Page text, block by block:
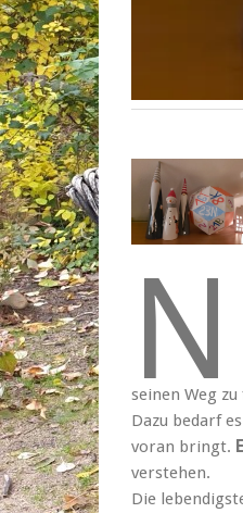
N
seinen Weg zu
Dazu bedarf
voran bringt.
verstehen.
Die